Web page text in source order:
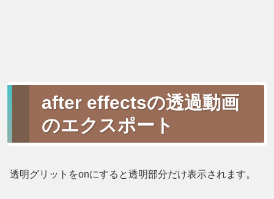
after effectsの透過動画
のエクスポート
透明グリットをonにすると透明部分だけ表示されます。